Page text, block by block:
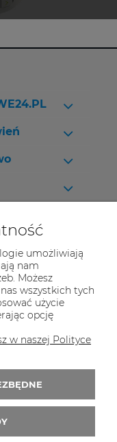
produktów.
umożliwiają
nam
Możesz
wszystkich tych
użycie
opcję
w naszej Polityce